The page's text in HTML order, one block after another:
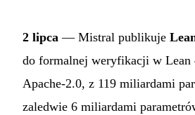
2 lipca — Mistral publikuje
do formalnej weryfikacji w Lean
Apache-2.0, z 119 miliardami
zaledwie 6 miliardami